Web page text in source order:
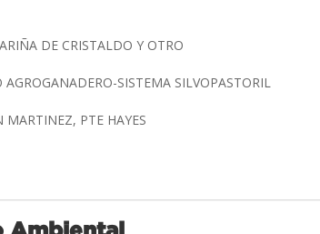
DE CRISTALDO Y OTRO
AGROGANADERO-SISTEMA SILVOPASTORIL
MARTINEZ, PTE HAYES
Ambiental